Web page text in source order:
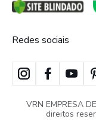
Redes sociais
VRN EMPRESA
direitos